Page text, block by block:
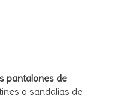
pantalones de
o sandalias de